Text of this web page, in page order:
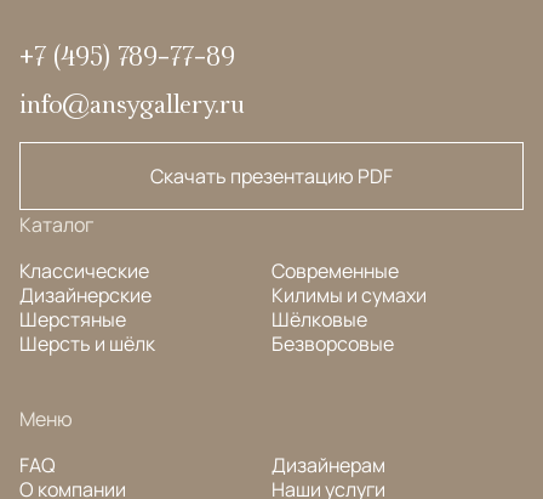
+7 (495) 789-77-89
info@ansygallery.ru
Скачать презентацию PDF
Каталог
Классические
Дизайнерские
Шерстяные
Шерсть и шёлк
Современные
Килимы и сумахи
Шёлковые
Безворсовые
Меню
FAQ
О компании
Дизайнерам
Наши услуги